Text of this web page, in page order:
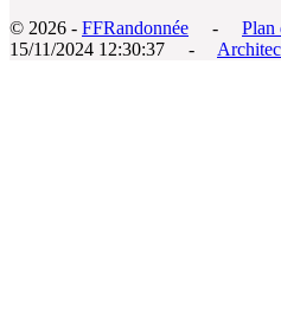
© 2026 - FFRandonnée - Plan
15/11/2024 12:30:37 -